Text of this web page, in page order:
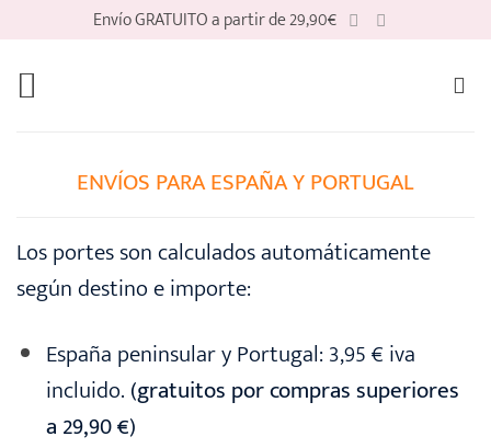
contenido
Envío GRATUITO a partir de 29,90€
ENVÍOS PARA ESPAÑA Y PORTUGAL
Los portes son calculados automáticamente
según destino e importe:
España peninsular y Portugal: 3,95 € iva
incluido. (gratuitos por compras superiores
a 29,90 €)